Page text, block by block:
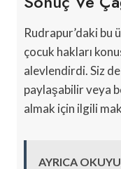
Rudrapur’daki bu
çocuk hakları
alevlendirdi. Siz
paylaşabilir veya
almak için ilgili
AYRICA